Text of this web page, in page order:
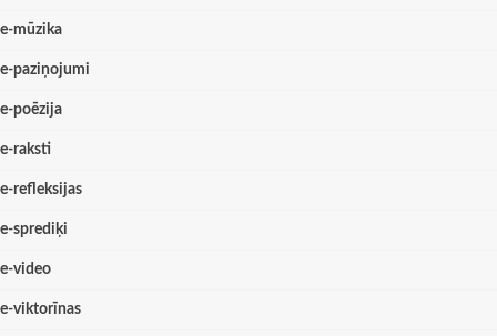
e-mūzika
e-paziņojumi
e-poēzija
e-raksti
e-refleksijas
e-sprediķi
e-video
e-viktorīnas